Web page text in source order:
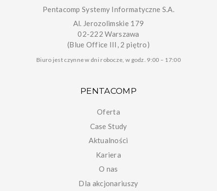
Pentacomp Systemy Informatyczne S.A.
Al. Jerozolimskie 179
02-222 Warszawa
(Blue Office III, 2 piętro)
Biuro jest czynne w dni robocze, w godz. 9:00 – 17:00
PENTACOMP
Oferta
Case Study
Aktualności
Kariera
O nas
Dla akcjonariuszy